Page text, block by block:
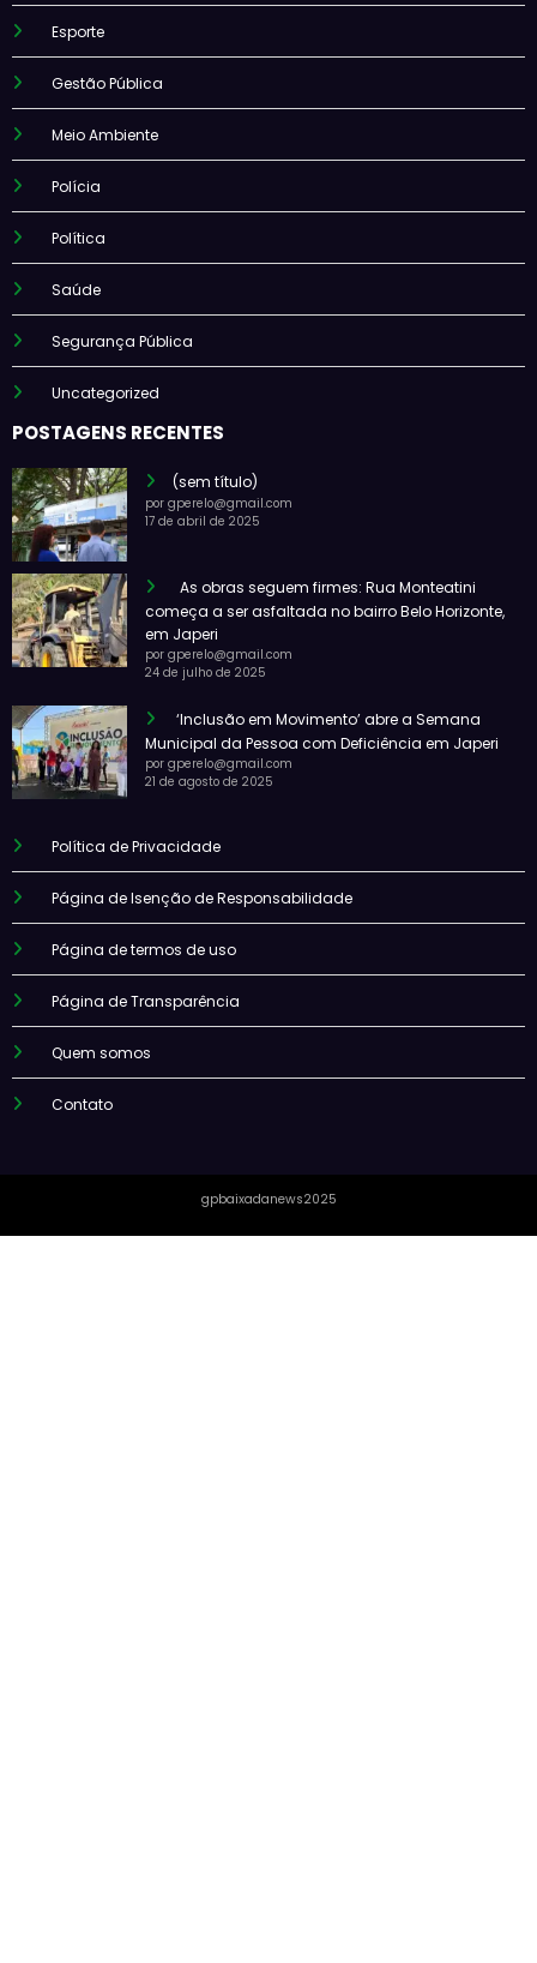
Esporte
Gestão Pública
Meio Ambiente
Polícia
Política
Saúde
Segurança Pública
Uncategorized
POSTAGENS RECENTES
(sem título)
por gperelo@gmail.com
17 de abril de 2025
As obras seguem firmes: Rua Monteatini
começa a ser asfaltada no bairro Belo Horizonte,
em Japeri
por gperelo@gmail.com
24 de julho de 2025
‘Inclusão em Movimento’ abre a Semana
Municipal da Pessoa com Deficiência em Japeri
por gperelo@gmail.com
21 de agosto de 2025
Política de Privacidade
Página de Isenção de Responsabilidade
Página de termos de uso
Página de Transparência
Quem somos
Contato
gpbaixadanews2025